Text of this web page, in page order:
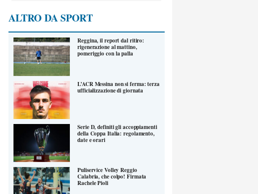
ALTRO DA SPORT
Reggina, il report dal ritiro:
rigenerazione al mattino,
pomeriggio con la palla
L’ACR Messina non si ferma: terza
ufficializzazione di giornata
Serie D, definiti gli accoppiamenti
della Coppa Italia: regolamento,
date e orari
Puliservice Volley Reggio
Calabria, che colpo! Firmata
Rachele Pioli